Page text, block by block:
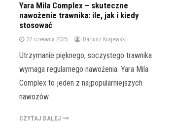
Yara Mila Complex – skuteczne
nawożenie trawnika: ile, jak i kiedy
stosować
27 czerwca 2025 Dariusz Krajewski
Utrzymanie pięknego, soczystego trawnika
wymaga regularnego nawożenia. Yara Mila
Complex to jeden z najpopularniejszych
nawozów
CZYTAJ DALEJ